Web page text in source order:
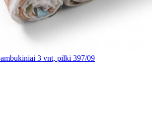
3 vnt, pilki 397/09